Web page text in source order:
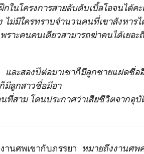
กในโครงการสายลับดับเบิ้ลโอจนได้
ไม่มีใครทราบจำนวนคนที่เขาสังหาร
พราะคนคนเดียวสามารถฆ่าคนได้เยอ
และสองปีต่อมาเขาก็มีลูกชายแฝดชื่
มีลูกสาวชื่อมีอา
ที่สาม โดนประกาศว่าเสียชีวิตจากอุ
านศพเขากับภรรยา หมายถึงงานศพ